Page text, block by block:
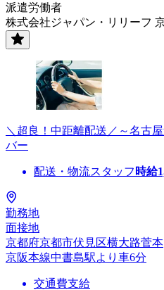
派遣労働者
株式会社ジャパン・リリーフ
＼超良！中距離配送／～名古
バー
配送・物流スタッフ 時給
勤務地
面接地
京都府京都市伏見区横大路菅本
京阪本線中書島駅より車6分
交通費支給